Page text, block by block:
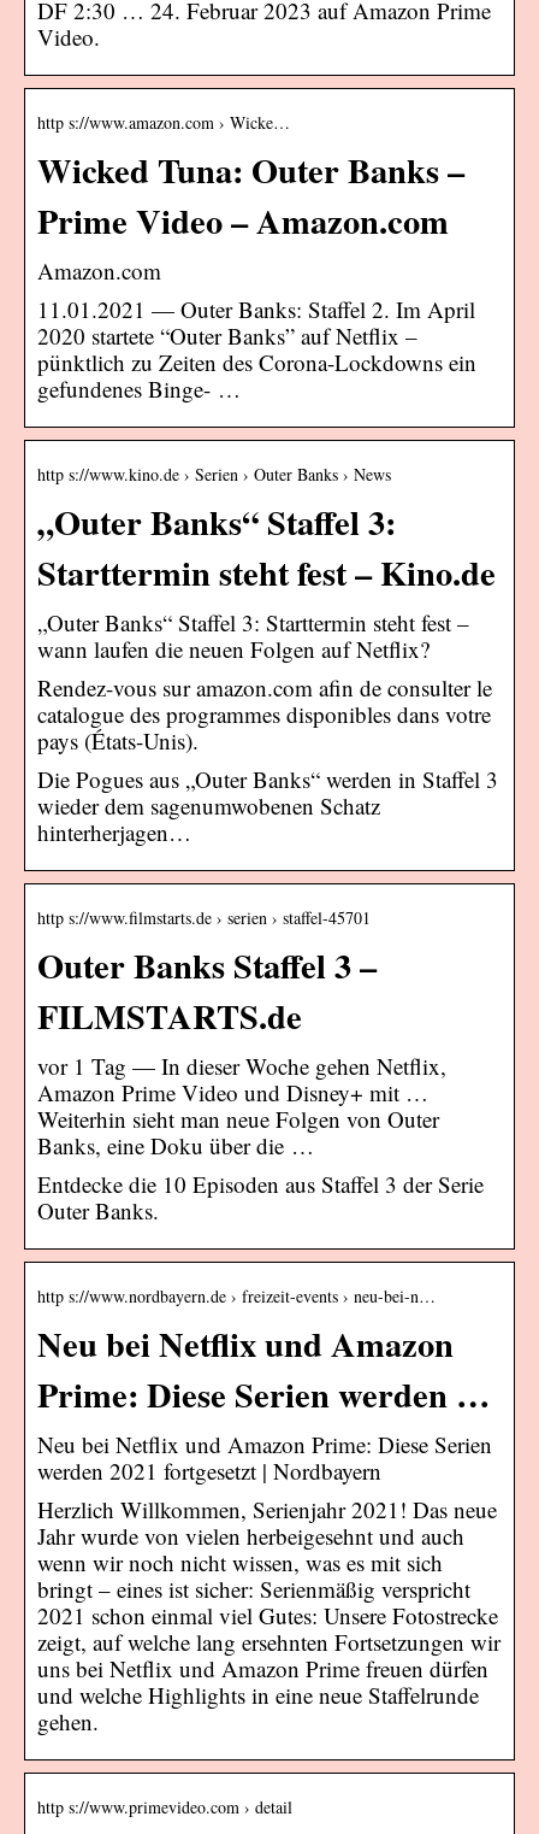
DF 2:30 … 24. Februar 2023 auf Amazon Prime
Video.
http s://www.amazon.com › Wicke…
Wicked Tuna: Outer Banks –
Prime Video – Amazon.com
Amazon.com
11.01.2021 — Outer Banks: Staffel 2. Im April
2020 startete “Outer Banks” auf Netflix –
pünktlich zu Zeiten des Corona-Lockdowns ein
gefundenes Binge- …
http s://www.kino.de › Serien › Outer Banks › News
„Outer Banks“ Staffel 3:
Starttermin steht fest – Kino.de
„Outer Banks“ Staffel 3: Starttermin steht fest –
wann laufen die neuen Folgen auf Netflix?
Rendez-vous sur amazon.com afin de consulter le
catalogue des programmes disponibles dans votre
pays (États-Unis).
Die Pogues aus „Outer Banks“ werden in Staffel 3
wieder dem sagenumwobenen Schatz
hinterherjagen…
http s://www.filmstarts.de › serien › staffel-45701
Outer Banks Staffel 3 –
FILMSTARTS.de
vor 1 Tag — In dieser Woche gehen Netflix,
Amazon Prime Video und Disney+ mit …
Weiterhin sieht man neue Folgen von Outer
Banks, eine Doku über die …
Entdecke die 10 Episoden aus Staffel 3 der Serie
Outer Banks.
http s://www.nordbayern.de › freizeit-events › neu-bei-n…
Neu bei Netflix und Amazon
Prime: Diese Serien werden …
Neu bei Netflix und Amazon Prime: Diese Serien
werden 2021 fortgesetzt | Nordbayern
Herzlich Willkommen, Serienjahr 2021! Das neue
Jahr wurde von vielen herbeigesehnt und auch
wenn wir noch nicht wissen, was es mit sich
bringt – eines ist sicher: Serienmäßig verspricht
2021 schon einmal viel Gutes: Unsere Fotostrecke
zeigt, auf welche lang ersehnten Fortsetzungen wir
uns bei Netflix und Amazon Prime freuen dürfen
und welche Highlights in eine neue Staffelrunde
gehen.
http s://www.primevideo.com › detail